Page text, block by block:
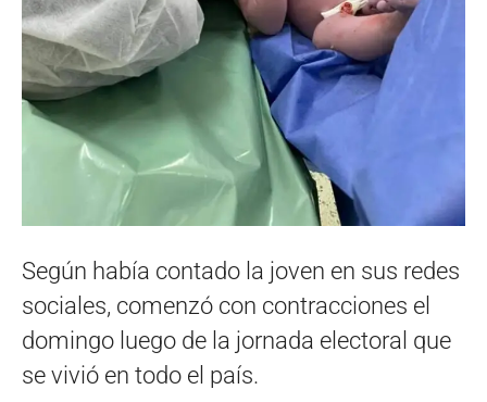
Según había contado la joven en sus redes
sociales, comenzó con contracciones el
domingo luego de la jornada electoral que
se vivió en todo el país.